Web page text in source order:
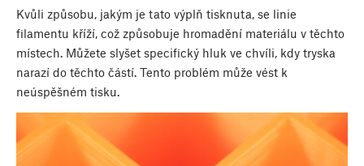
Kvůli způsobu, jakým je tato výplň tisknuta, se linie
filamentu kříží, což způsobuje hromadění materiálu v těchto
místech. Můžete slyšet specifický hluk ve chvíli, kdy tryska
narazí do těchto částí. Tento problém může vést k
neúspěšném tisku.